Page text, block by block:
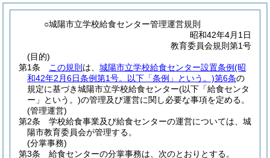
○城陽市立学校給食センター管理運営規則
昭和42年4月1日
教育委員会規則第1号
(目的)
第1条
この規則 は、 城陽市立学校給食センター設置条例(昭
和42年2月6日条例第1号。以下「条例」という。)第6条の
規定に基づき城陽市立学校給食センター(以下「給食センタ
ー」という。)の管理及び運営に関し必要な事項を定める。
(管理運営)
第2条
学校給食事業及び給食センターの運営については、城
陽市教育委員会が管理する。
(分掌事務)
第3条
給食センターの分掌事務は、次のとおりとする。